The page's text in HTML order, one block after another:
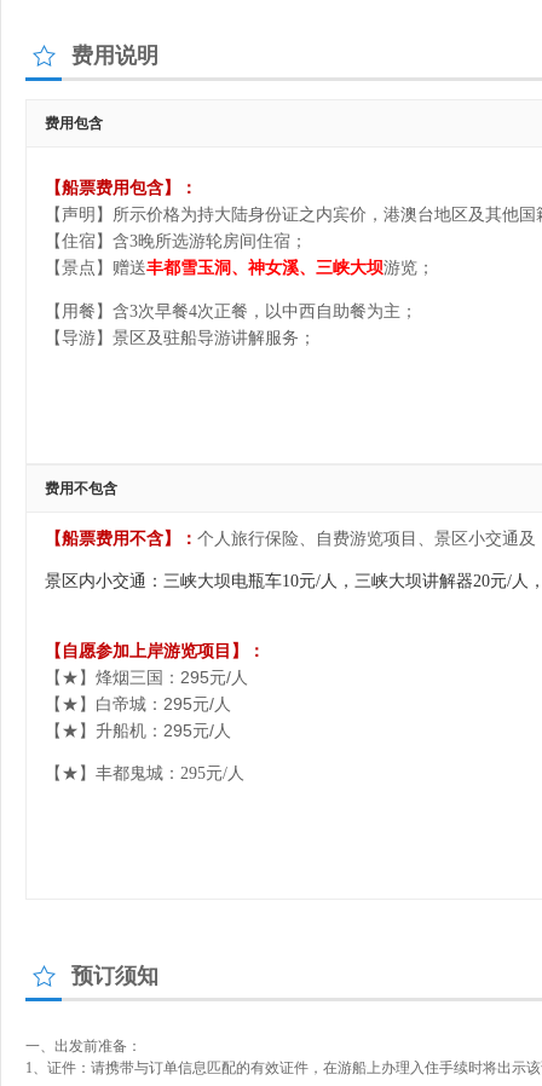
费用说明
费用包含
【船票费用包含】：
【声明】所示价格为持大陆身份证之内宾价，港澳台地区及其他
【住宿】含3晚所选游轮房间住宿；
【景点】 赠送丰都雪玉洞 、 神女溪、三峡大坝游览；
【用餐】含3次早餐4次正餐，以中西自助餐为主；
【导游】景区及驻船导游讲解服务；
费用不包含
【船票费用不含】 ： 个人旅行保险、自费游览项目、 景区小交通及
景区内小交通：三峡大坝电瓶车10元/ 人 ， 三峡大坝讲解器20元/人
【自愿参加上岸游览项目 】
：
【★】烽烟三国：295元/人
【★】白帝城：295元/人
【★】升船机：295元/人
【★】丰都鬼城：295元/人
预订须知
一、出发前准备：
1、证件：请携带与订单信息匹配的有效证件，在游船上办理入住手续时将出示